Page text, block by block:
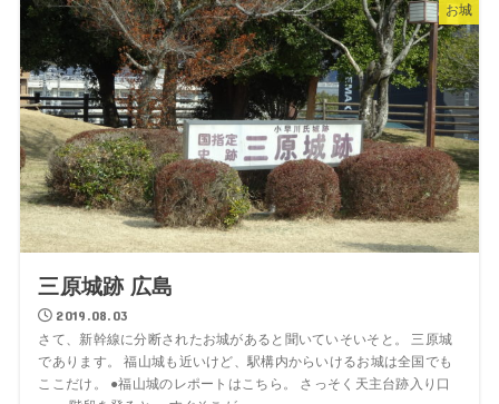
お城
三原城跡 広島
2019.08.03
さて、新幹線に分断されたお城があると聞いていそいそと。 三原城
であります。 福山城も近いけど、駅構内からいけるお城は全国でも
ここだけ。 ●福山城のレポートはこちら。 さっそく天主台跡入り口